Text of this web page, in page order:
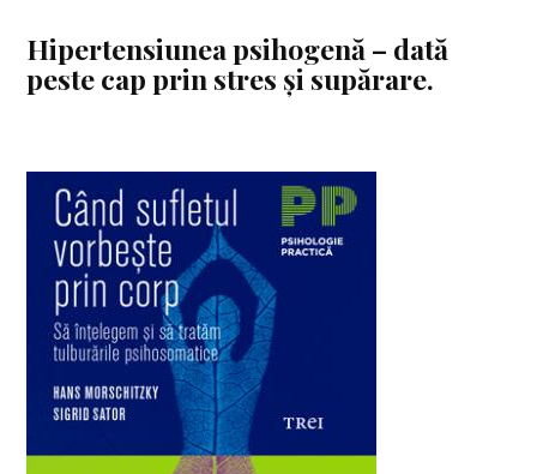
Hipertensiunea psihogenă – dată
peste cap prin stres și supărare.